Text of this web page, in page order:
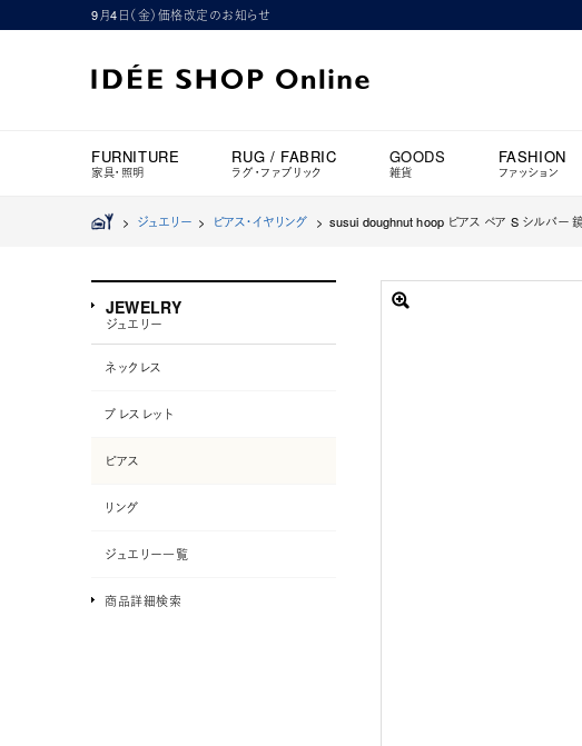
9月4日（金）価格改定のお知らせ
FURNITURE
家具・照明
RUG / FABRIC
ラグ・ファブリック
GOODS
雑貨
FASHION
ファッション
> ジュエリー > ピアス・イヤリング > susui doughnut hoop ピアス ペア S シルバー
JEWELRY
ジュエリー
ネックレス
ブレスレット
ピアス
リング
ジュエリー一覧
商品詳細検索